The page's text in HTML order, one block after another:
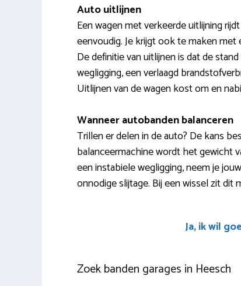
Auto uitlijnen
Een wagen met verkeerde uitlijning
eenvoudig. Je krijgt ook te maken
De definitie van uitlijnen is dat de
wegligging, een verlaagd
Uitlijnen van de wagen kost om en
Wanneer autobanden balanceren
Trillen er delen in de auto? De kans
balanceermachine wordt het gewicht
een instabiele wegligging, neem je
onnodige slijtage. Bij een wissel zit dit
Ja, ik wil
Zoek banden garages in Heesch